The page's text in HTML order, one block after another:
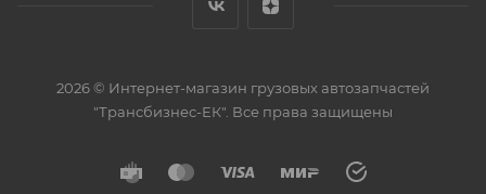
2026 © Интернет-магазин грузовых автозапчастей
"Трансбизнес-ЕК". Все права защищены